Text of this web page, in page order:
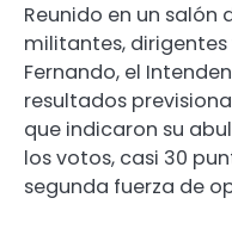
Reunido en un salón
militantes,
Fernando, el
resultados
que indicaron su
los votos, casi 30
segunda fuerza de